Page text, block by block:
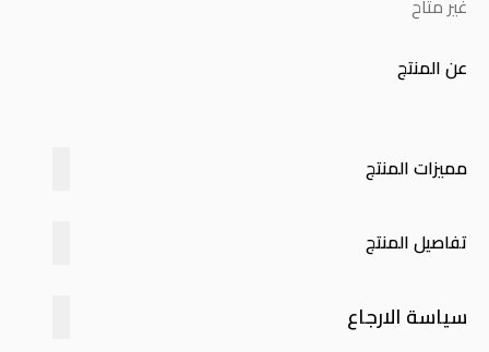
غير متاح
عن المنتج
مميزات المنتج
تفاصيل المنتج
سياسة الارجاع